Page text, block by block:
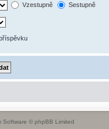
Vzestupně Sestupně
Software © phpBB Limited